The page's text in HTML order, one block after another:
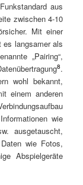
aus
zwischen 4-10
Mit einer
es langsamer als
„Pairing“,
8.
wohl bekannt,
einem anderen
wie
ausgetauscht,
wie Fotos,
Abspielgeräte